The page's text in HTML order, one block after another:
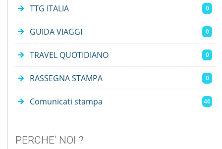
TTG ITALIA 0
GUIDA VIAGGI 0
TRAVEL QUOTIDIANO 0
RASSEGNA STAMPA 0
Comunicati stampa 46
PERCHE' NOI ?